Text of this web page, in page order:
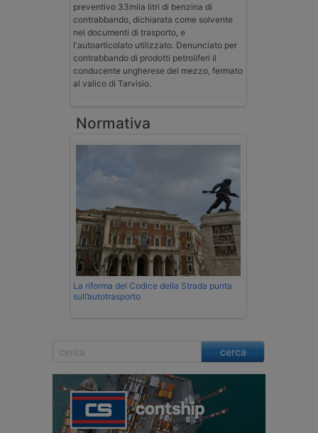
preventivo 33mila litri di benzina di
contrabbando, dichiarata come solvente
nei documenti di trasporto, e
l'autoarticolato utilizzato. Denunciato per
contrabbando di prodotti petroliferi il
conducente ungherese del mezzo, fermato
al valico di Tarvisio.
Normativa
La riforma del Codice della Strada punta
sull’autotrasporto
cerca